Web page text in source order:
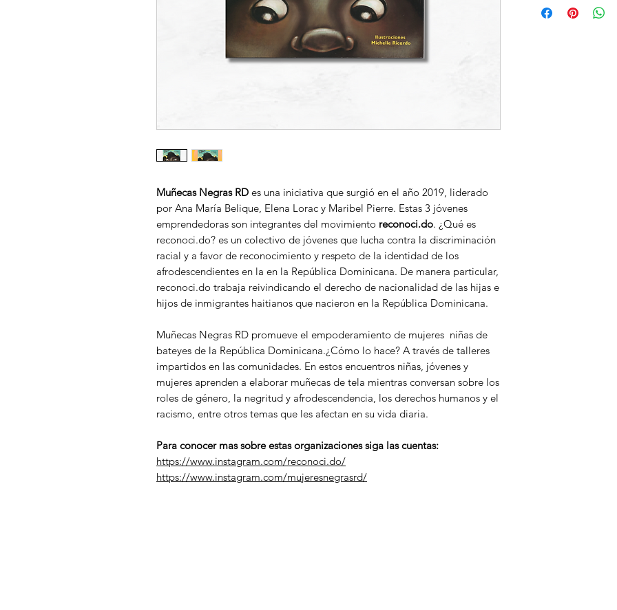
Muñecas Negras RD es una iniciativa que surgió en el año 2019, liderado
por Ana María Belique, Elena Lorac y Maribel Pierre. Estas 3 jóvenes
emprendedoras son integrantes del movimiento reconoci.do. ¿Qué es
reconoci.do? es un colectivo de jóvenes que lucha contra la discriminación
racial y a favor de reconocimiento y respeto de la identidad de los
afrodescendientes en la en la República Dominicana. De manera particular,
reconoci.do trabaja reivindicando el derecho de nacionalidad de las hijas e
hijos de inmigrantes haitianos que nacieron en la República Dominicana.
Muñecas Negras RD promueve el empoderamiento de mujeres niñas de
bateyes de la República Dominicana.¿Cómo lo hace? A través de talleres
impartidos en las comunidades. En estos encuentros niñas, jóvenes y
mujeres aprenden a elaborar muñecas de tela mientras conversan sobre los
roles de género, la negritud y afrodescendencia, los derechos humanos y el
racismo, entre otros temas que les afectan en su vida diaria.
Para conocer mas sobre estas organizaciones siga las cuentas:
https://www.instagram.com/reconoci.do/
https://www.instagram.com/mujeresnegrasrd/